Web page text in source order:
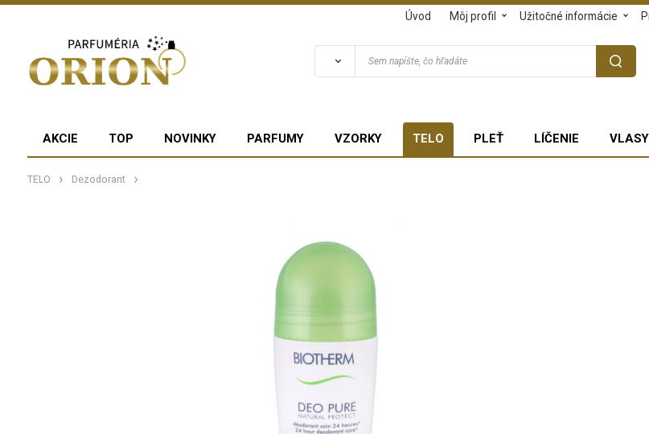
Úvod Môj profil Užitočné informácie
AKCIE TOP NOVINKY PARFUMY VZORKY TELO PLEŤ LÍČENIE VLASY
TELO Dezodorant